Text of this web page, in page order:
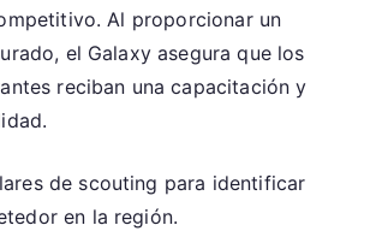
Al proporcionar un
el Galaxy asegura que los
reciban una capacitación y
de scouting para identificar
en la región.